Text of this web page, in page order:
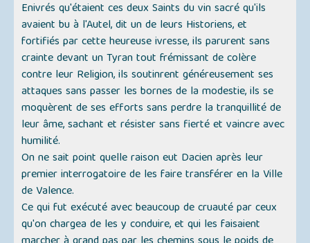
Enivrés qu'étaient ces deux Saints du vin sacré qu'ils
avaient bu à l'Autel, dit un de leurs Historiens, et
fortifiés par cette heureuse ivresse, ils parurent sans
crainte devant un Tyran tout frémissant de colère
contre leur Religion, ils soutinrent généreusement ses
attaques sans passer les bornes de la modestie, ils se
moquèrent de ses efforts sans perdre la tranquillité de
leur âme, sachant et résister sans fierté et vaincre avec
humilité.
On ne sait point quelle raison eut Dacien après leur
premier interrogatoire de les faire transférer en la Ville
de Valence.
Ce qui fut exécuté avec beaucoup de cruauté par ceux
qu'on chargea de les y conduire, et qui les faisaient